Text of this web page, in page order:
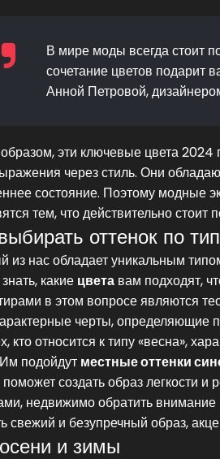
В мире моды всегда стоит
сочетание цветов подарит
Анной Петровой,
эти ключевые цвета
через стиль. Они
состояние. Поэтому модные
тем, что действительно
оттенок по
из нас обладает уникальным
какие цвета вам подходят,
в этом вопросе являются
черты, определяющие
кто относится к типу «весна»,
подойдут местные оттенки
создать образ легкости и
недвижимо обратить
свежий и безупречный образ,
и зимы